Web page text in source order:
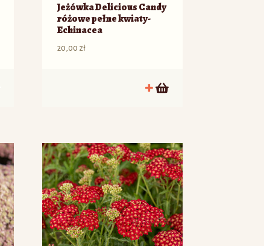
Jeżówka Delicious Candy
różowe pełne kwiaty-
Echinacea
20,00 zł